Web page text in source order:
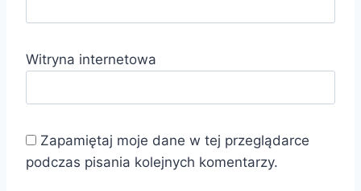
Witryna internetowa
Zapamiętaj moje dane w tej przeglądarce
podczas pisania kolejnych komentarzy.